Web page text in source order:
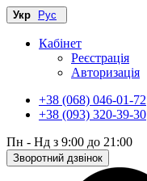
Укр Рус
Кабінет
Реєстрація
Авторизація
+38 (068) 046-01-72
+38 (093) 320-39-30
Пн - Нд з 9:00 до 21:00
Зворотний дзвінок